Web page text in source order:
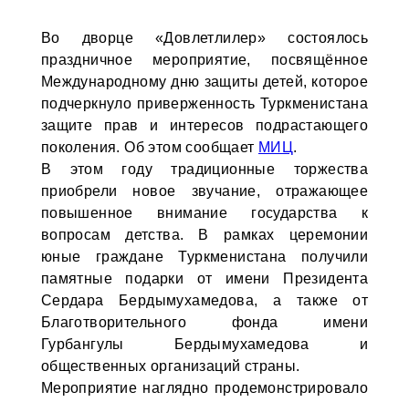
Во дворце «Довлетлилер» состоялось
праздничное мероприятие, посвящённое
Международному дню защиты детей, которое
подчеркнуло приверженность Туркменистана
защите прав и интересов подрастающего
поколения. Об этом сообщает МИЦ .
В этом году традиционные торжества
приобрели новое звучание, отражающее
повышенное внимание государства к
вопросам детства. В рамках церемонии
юные граждане Туркменистана получили
памятные подарки от имени Президента
Сердара Бердымухамедова, а также от
Благотворительного фонда имени
Гурбангулы Бердымухамедова и
общественных организаций страны.
Мероприятие наглядно продемонстрировало